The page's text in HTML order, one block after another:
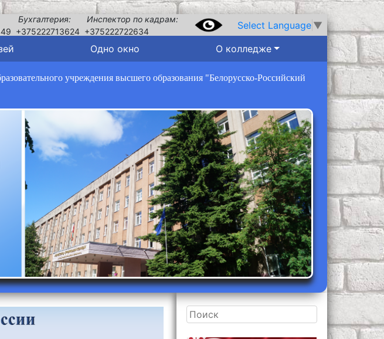
Бухгалтерия:
+375222713624
Инспектор по кадрам:
+375222722634
Select Language ▼
Одно окно О колледже
учреждения высшего образования "Белорусско-Российский